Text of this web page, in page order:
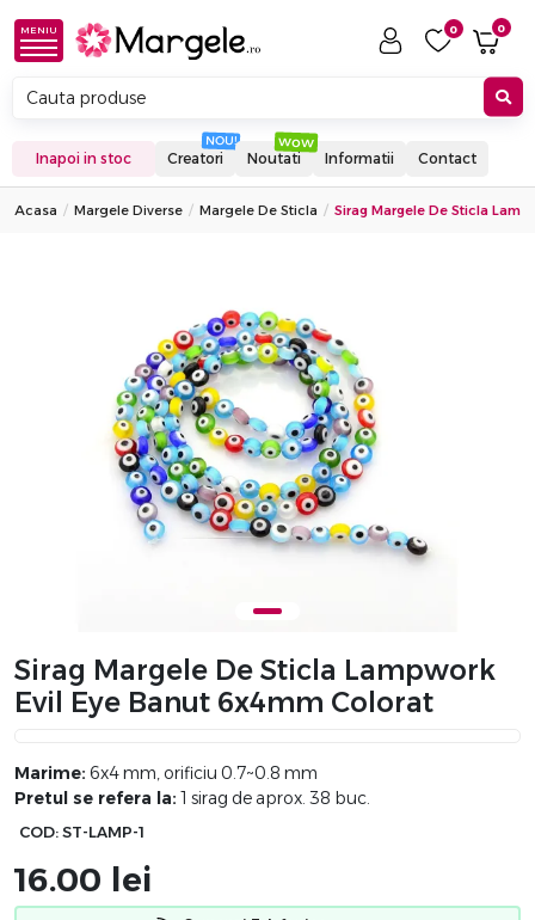
MENIU 0 0
Inapoi in stoc Creatori Noutati Informatii Contact
Acasa Margele Diverse Margele De Sticla Sirag Margele De Sticla
Sirag Margele De Sticla Lampwork
Evil Eye Banut 6x4mm Colorat
Marime: 6x4 mm, orificiu 0.7~0.8 mm
Pretul se refera la: 1 sirag de aprox. 38 buc.
COD: ST-LAMP-1
16.00 lei